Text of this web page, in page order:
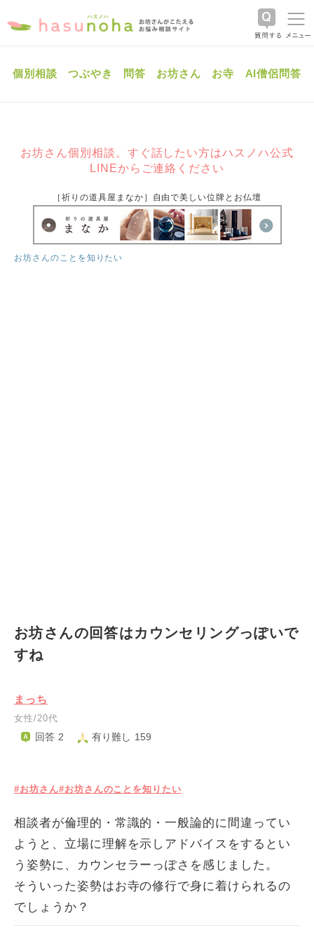
個別相談 つぶやき 問答 お坊さん お寺 AI僧侶問答
お坊さん個別相談。すぐ話したい方はハスノハ公式
LINEからご連絡ください
［祈りの道具屋まなか］自由で美しい位牌とお仏壇
お坊さんのことを知りたい
お坊さんの回答はカウンセリングっぽいで
すね
まっち
女性/20代
回答 2 有り難し 159
#お坊さん#お坊さんのことを知りたい
相談者が倫理的・常識的・一般論的に間違ってい
ようと、立場に理解を示しアドバイスをするとい
う姿勢に、カウンセラーっぽさを感じました。
そういった姿勢はお寺の修行で身に着けられるの
でしょうか？